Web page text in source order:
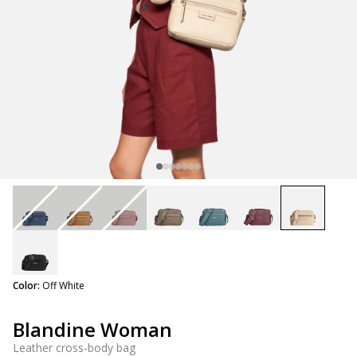
Blandine Woman
Leather cross-body bag
Color: Off White